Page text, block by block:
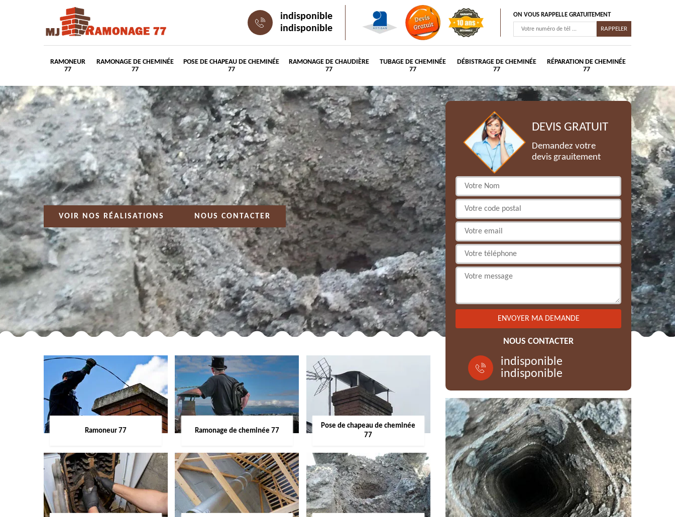
indisponible
indisponible
ON VOUS RAPPELLE GRATUITEMENT
RAMONEUR
77
RAMONAGE DE CHEMINÉE
77
POSE DE CHAPEAU DE CHEMINÉE
77
RAMONAGE DE CHAUDIÈRE
77
TUBAGE DE CHEMINÉE
77
DÉBISTRAGE DE CHEMINÉE
77
RÉPARATION DE CHEMINÉE
77
VOIR NOS RÉALISATIONS NOUS CONTACTER
Ramoneur 77 Ramonage de cheminée 77
Pose de chapeau de cheminée
77
DEVIS GRATUIT
Demandez votre
devis grauitement
NOUS CONTACTER
indisponible
indisponible